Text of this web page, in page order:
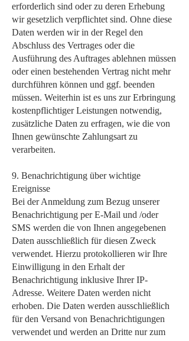
erforderlich sind oder zu deren Erhebung
wir gesetzlich verpflichtet sind. Ohne diese
Daten werden wir in der Regel den
Abschluss des Vertrages oder die
Ausführung des Auftrages ablehnen müssen
oder einen bestehenden Vertrag nicht mehr
durchführen können und ggf. beenden
müssen. Weiterhin ist es uns zur Erbringung
kostenpflichtiger Leistungen notwendig,
zusätzliche Daten zu erfragen, wie die von
Ihnen gewünschte Zahlungsart zu
verarbeiten.
9. Benachrichtigung über wichtige
Ereignisse
Bei der Anmeldung zum Bezug unserer
Benachrichtigung per E-Mail und /oder
SMS werden die von Ihnen angegebenen
Daten ausschließlich für diesen Zweck
verwendet. Hierzu protokollieren wir Ihre
Einwilligung in den Erhalt der
Benachrichtigung inklusive Ihrer IP-
Adresse. Weitere Daten werden nicht
erhoben. Die Daten werden ausschließlich
für den Versand von Benachrichtigungen
verwendet und werden an Dritte nur zum